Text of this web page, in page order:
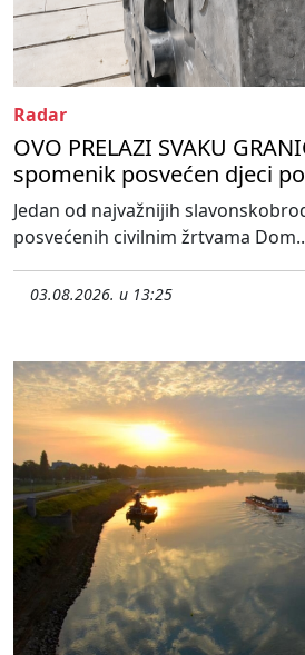
Radar
OVO PRELAZI SVAKU
spomenik posvećen djeci
Jedan od najvažnijih
posvećenih civilnim žrtvama
03.08.2026. u 13:25